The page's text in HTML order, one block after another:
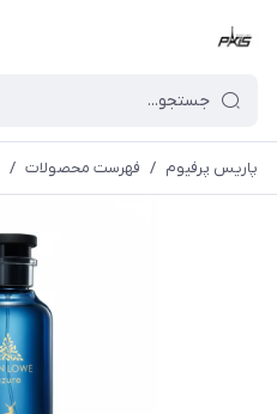
پاریس پرفیوم / فهرست محصولات /